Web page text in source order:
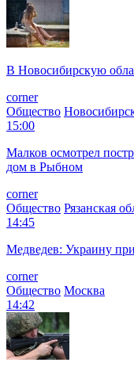
В Новосибирскую
corner
Общество
15:00
Малков осмотрел
дом в Рыбном
corner
Общество Рязанская
14:45
Медведев: Украину
corner
Общество Москва
14:42